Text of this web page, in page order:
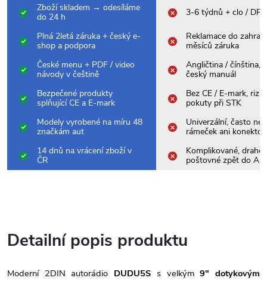
Zboží skladem → odesíláme
do 24 h
3-6 týdnů + clo /
Plná 2letá záruka + český e-
shop a podpora
Reklamace do
měsíců záruka
České menu + PDF / video
návody v češtině
Angličtina / čínština,
český manuál
Bezpečené produkty
splňující CE a E-mark
Bez CE / E-mark,
pokuty při STK
Modely vyrobené na míru 48
značkám aut
Univerzální, často
rámeček ani konektor
14 dnů na vrácení zboží v
ČR
Komplikované, drahé
poštovné zpět do
Detailní popis produktu
Moderní 2DIN autorádio DUDU5S s velkým9" dotykovým